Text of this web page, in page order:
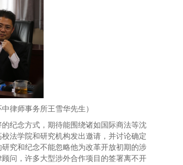
律师事务所王雪华先生）
纪念方式，期待能围绕诸如国际商法等沈
校法学院和研究机构发出邀请 ，并讨论确定
研究和纪念不能忽略他为改革开放初期的涉
问，许多大型涉外合作项目的签署离不开